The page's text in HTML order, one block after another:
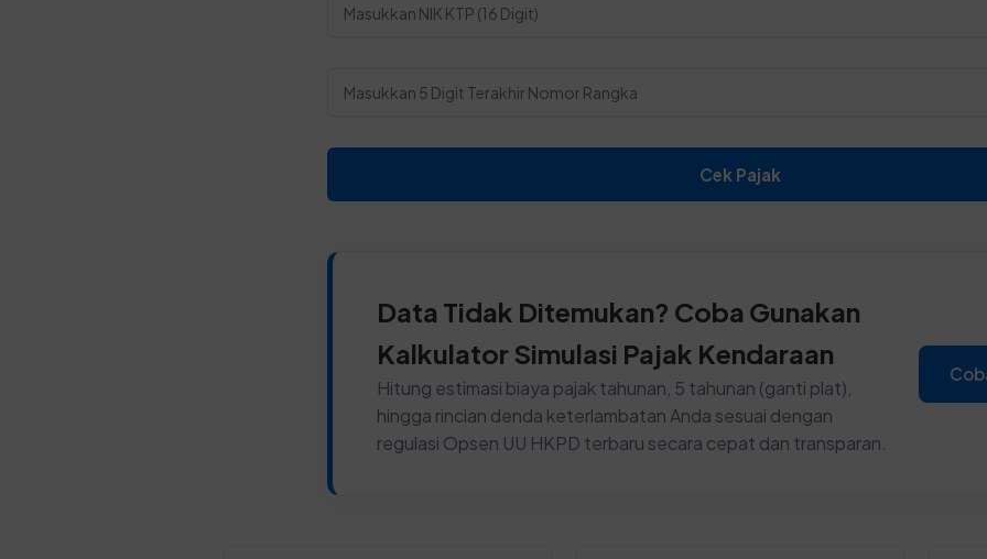
Cek Pajak
Data Tidak Ditemukan? Coba Gunakan
Kalkulator Simulasi Pajak Kendaraan
Hitung estimasi biaya pajak tahunan, 5 tahunan (ganti plat),
hingga rincian denda keterlambatan Anda sesuai dengan
regulasi Opsen UU HKPD terbaru secara cepat dan transparan.